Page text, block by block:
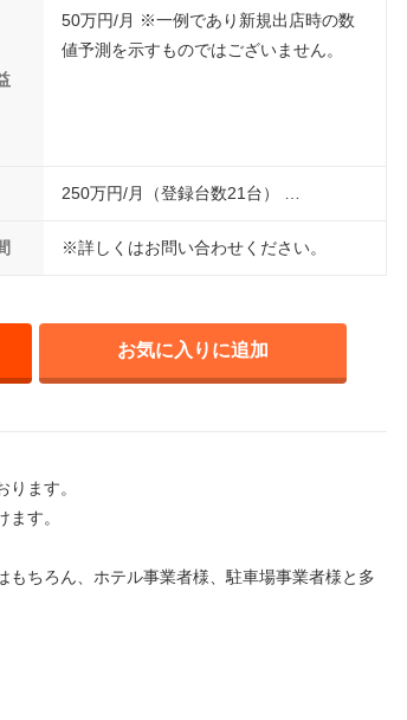
50万円/月 ※一例であり新規出店時の数
値予測を示すものではございません。
250万円/月（登録台数21台） …
※詳しくはお問い合わせください。
お気に入りに追加
ます。
す。
ちろん、ホテル事業者様、駐車場事業者様と多